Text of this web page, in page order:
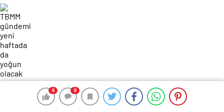
0 0
104 okunma
TBMM gündemi yeni haftada da yoğun
0 0